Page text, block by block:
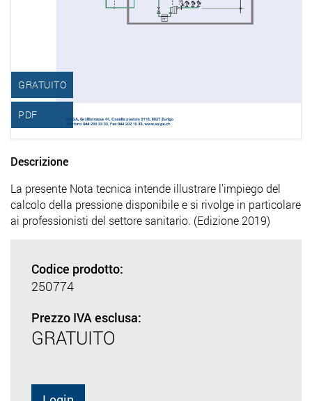
GRATUITO
PDF
Descrizione
La presente Nota tecnica intende illustrare l’impiego del
calcolo della pressione disponibile e si rivolge in particolare
ai professionisti del settore sanitario. (Edizione 2019)
Codice prodotto:
250774
Prezzo IVA esclusa:
GRATUITO